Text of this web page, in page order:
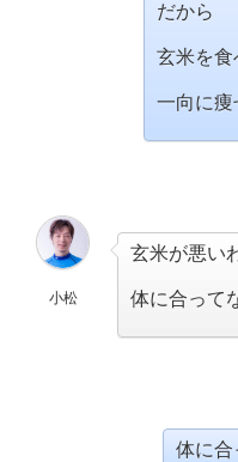
だから
玄米を
一向に痩
小松
玄米が悪い
体に合って
体に合